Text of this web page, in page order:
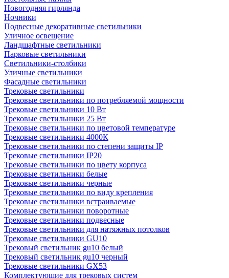
Новогодняя гирлянда
Ночники
Подвесные декоративные светильники
Уличное освещение
Ландшафтные светильники
Парковые светильники
Светильники-столбики
Уличные светильники
Фасадные светильники
Трековые светильники
Трековые светильники по потребляемой мощности
Трековые светильники 10 Вт
Трековые светильники 25 Вт
Трековые светильники по цветовой температуре
Трековые светильники 4000К
Трековые светильники по степени защиты IP
Трековые светильники IP20
Трековые светильники по цвету корпуса
Трековые светильники белые
Трековые светильники черные
Трековые светильники по виду крепления
Трековые светильники встраиваемые
Трековые светильники поворотные
Трековые светильники подвесные
Трековые светильники для натяжных потолков
Трековые светильники GU10
Трековый светильник gu10 белый
Трековый светильник gu10 черный
Трековые светильники GX53
Комплектующие для трековых систем